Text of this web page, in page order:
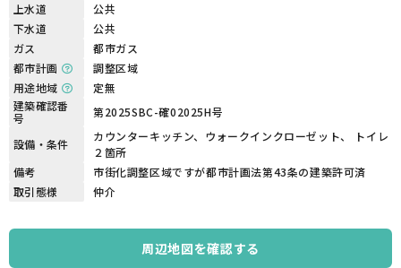
上水道
公共
下水道
公共
ガス
都市ガス
都市計画
調整区域
用途地域
定無
建築確認番
号
第2025SBC-確02025H号
設備・条件
カウンターキッチン、ウォークインクローゼット、 トイレ
２箇所
備考
市街化調整区域ですが都市計画法第43条の建築許可済
取引態様
仲介
周辺地図を確認する